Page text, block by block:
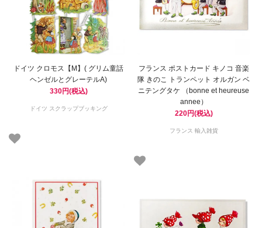
ドイツ クロモス【M】( グリム童話
ヘンゼルとグレーテルA)
330円(税込)
ドイツ スクラップブッキング
フランス ポストカード キノコ 音楽
隊 きのこ トランペット オルガン ベ
ニテングタケ （bonne et heureuse
annee）
220円(税込)
フランス 輸入雑貨